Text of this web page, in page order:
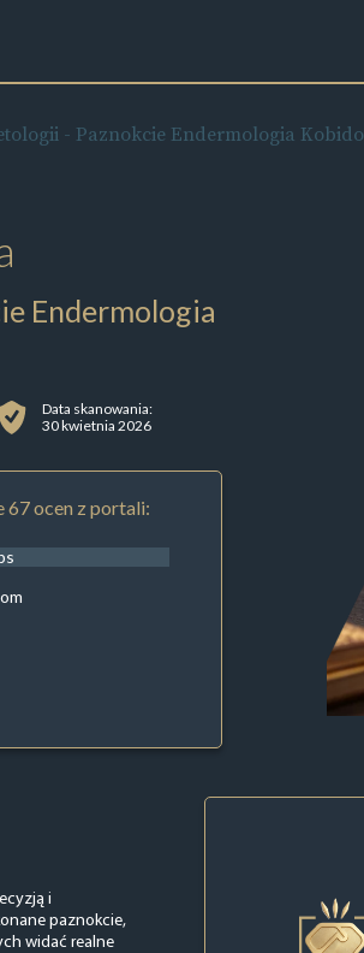
- Paznokcie Endermologia Kobido
Endermologia
Data skanowania:
30 kwietnia 2026
67 ocen z portali:
i
paznokcie,
widać realne